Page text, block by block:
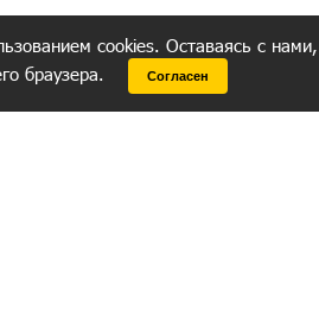
cookies. Оставаясь с
браузера. Согласен